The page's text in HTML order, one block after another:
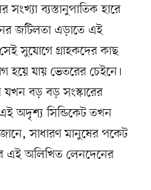
ব্যস্তানুপাতিক হারে
জটিলতা এড়াতে এই
সুযোগে গ্রাহকদের কাছ
হয়ে যায় ভেতরের চেইনে।
যখন বড় বড় সংস্কারের
অদৃশ্য সিন্ডিকেট তখন
সাধারণ মানুষের পকেট
এই অলিখিত লেনদেনের